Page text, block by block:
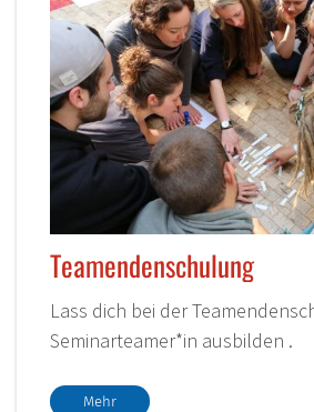
Teamendenschulung
Lass dich bei der
Seminarteamer*in ausbilden .
Mehr